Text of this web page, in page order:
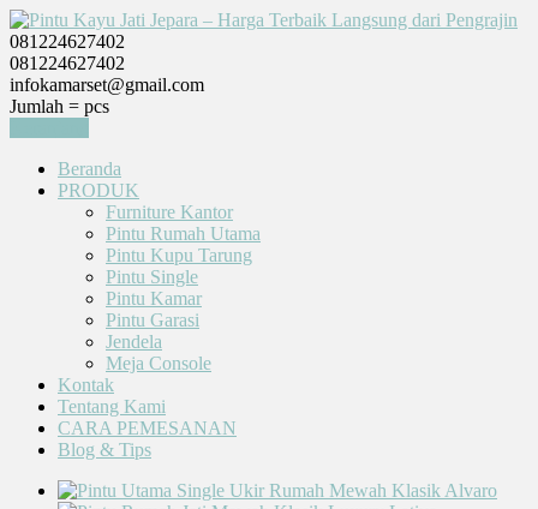
081224627402
081224627402
infokamarset@gmail.com
Jumlah = pcs
Beranda
PRODUK
Furniture Kantor
Pintu Rumah Utama
Pintu Kupu Tarung
Pintu Single
Pintu Kamar
Pintu Garasi
Jendela
Meja Console
Kontak
Tentang Kami
CARA PEMESANAN
Blog & Tips